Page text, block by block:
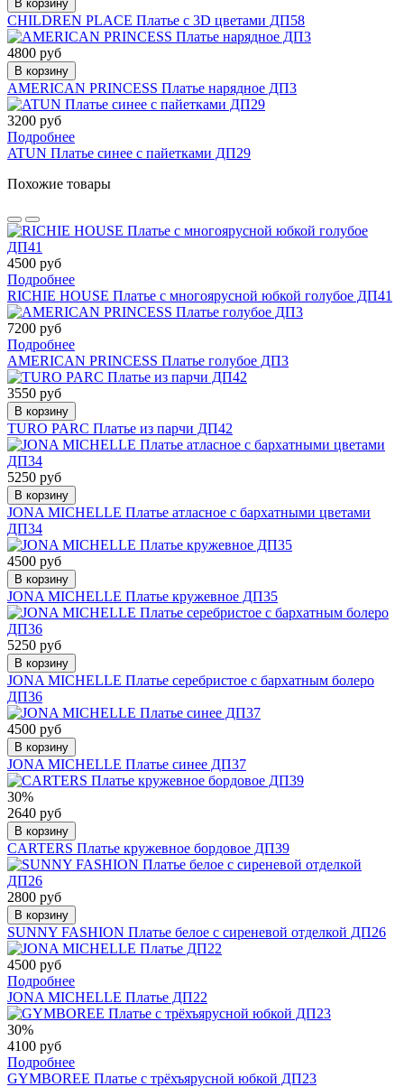
В корзину
CHILDREN PLACE Платье c 3D цветами ДП58
4800 руб
В корзину
AMERICAN PRINCESS Платье нарядное ДП3
3200 руб
Подробнее
ATUN Платье синее с пайетками ДП29
Похожие товары
4500 руб
Подробнее
RICHIE HOUSE Платье с многоярусной юбкой голубое ДП41
7200 руб
Подробнее
AMERICAN PRINCESS Платье голубое ДП3
3550 руб
В корзину
TURO PARC Платье из парчи ДП42
5250 руб
В корзину
JONA MICHELLE Платье атласное с бархатными цветами
ДП34
4500 руб
В корзину
JONA MICHELLE Платье кружевное ДП35
5250 руб
В корзину
JONA MICHELLE Платье серебристое с бархатным болеро
ДП36
4500 руб
В корзину
JONA MICHELLE Платье синее ДП37
30%
2640 руб
В корзину
CARTERS Платье кружевное бордовое ДП39
2800 руб
В корзину
SUNNY FASHION Платье белое с сиреневой отделкой ДП26
4500 руб
Подробнее
JONA MICHELLE Платье ДП22
30%
4100 руб
Подробнее
GYMBOREE Платье с трёхъярусной юбкой ДП23